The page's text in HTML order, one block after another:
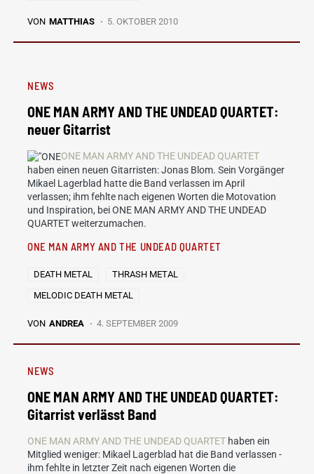
VON MATTHIAS 5. OKTOBER 2010
NEWS
ONE MAN ARMY AND THE UNDEAD QUARTET:
neuer Gitarrist
ONE MAN ARMY AND THE UNDEAD QUARTET
haben einen neuen Gitarristen: Jonas Blom. Sein Vorgänger
Mikael Lagerblad hatte die Band verlassen im April
verlassen; ihm fehlte nach eigenen Worten die Motovation
und Inspiration, bei ONE MAN ARMY AND THE UNDEAD
QUARTET weiterzumachen.
ONE MAN ARMY AND THE UNDEAD QUARTET
DEATH METAL
THRASH METAL
MELODIC DEATH METAL
VON ANDREA 4. SEPTEMBER 2009
NEWS
ONE MAN ARMY AND THE UNDEAD QUARTET:
Gitarrist verlässt Band
ONE MAN ARMY AND THE UNDEAD QUARTET haben ein
Mitglied weniger: Mikael Lagerblad hat die Band verlassen -
ihm fehlte in letzter Zeit nach eigenen Worten die